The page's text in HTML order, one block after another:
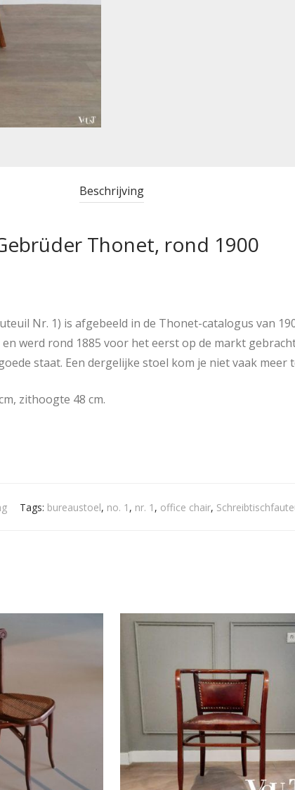
Beschrijving
Thonet, rond 1900
Nr. 1) is afgebeeld in de Thonet-catalogus van
werd rond 1885 voor het eerst op de markt
staat. Een dergelijke stoel kom je niet vaak meer
zithoogte 48 cm.
Tags: bureaustoel, no. 1 , nr. 1 , office chair,